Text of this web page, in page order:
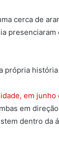
cerca de
própria
em junho
em
dentro da